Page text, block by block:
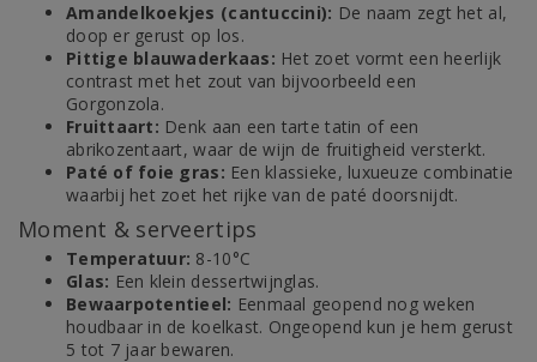
Amandelkoekjes (cantuccini): De naam zegt het al,
doop er gerust op los.
Pittige blauwaderkaas: Het zoet vormt een heerlijk
contrast met het zout van bijvoorbeeld een
Gorgonzola.
Fruittaart: Denk aan een tarte tatin of een
abrikozentaart, waar de wijn de fruitigheid versterkt.
Paté of foie gras: Een klassieke, luxueuze combinatie
waarbij het zoet het rijke van de paté doorsnijdt.
Moment & serveertips
Temperatuur: 8-10°C
Glas: Een klein dessertwijnglas.
Bewaarpotentieel: Eenmaal geopend nog weken
houdbaar in de koelkast. Ongeopend kun je hem gerust
5 tot 7 jaar bewaren.